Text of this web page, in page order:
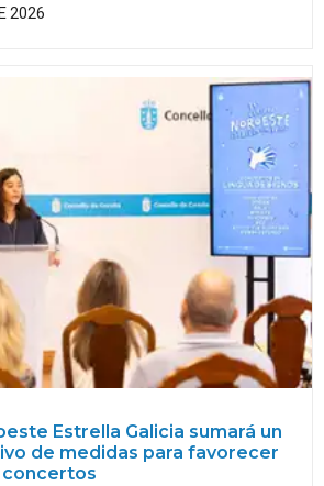
2026
Estrella Galicia sumará un
de medidas para favorecer
concertos